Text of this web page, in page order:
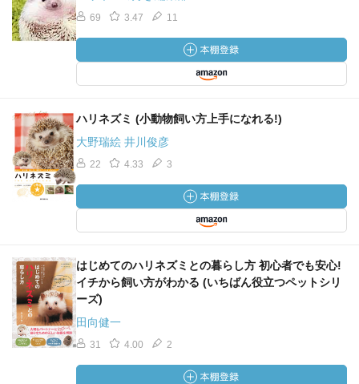
69 3.47 11
ハリネズミ (小動物飼い方上手になれる!)
大野瑞絵 井川俊彦
22 4.33 3
はじめてのハリネズミとの暮らし方 初心者でも安心!
イチから飼い方がわかる (いちばん役立つペットシリ
ーズ)
田向健一
31 4.00 2